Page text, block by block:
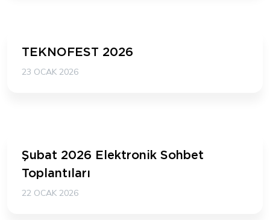
TEKNOFEST 2026
23 OCAK 2026
Şubat 2026 Elektronik Sohbet
Toplantıları
22 OCAK 2026